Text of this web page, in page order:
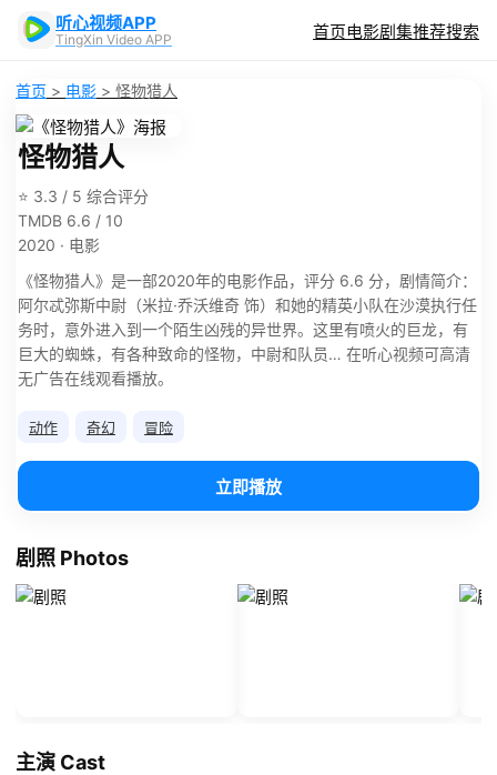
听心视频APP
TingXin Video APP 首页电影剧集推荐搜索
首页 > 电影 > 怪物猎人
怪物猎人
⭐ 3.3 / 5 综合评分
TMDB 6.6 / 10
2020 · 电影
《怪物猎人》是一部2020年的电影作品，评分 6.6 分，剧情简介：
阿尔忒弥斯中尉（米拉·乔沃维奇 饰）和她的精英小队在沙漠执行任
务时，意外进入到一个陌生凶残的异世界。这里有喷火的巨龙，有
巨大的蜘蛛，有各种致命的怪物，中尉和队员… 在听心视频可高清
无广告在线观看播放。
动作 奇幻 冒险
立即播放
剧照 Photos
主演 Cast